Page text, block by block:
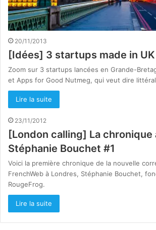
20/11/2013
[Idées] 3 startups made in UK
Zoom sur 3 startups lancées en Grande-
et Apps for Good Nutmeg, qui veut dire
Lire la suite
23/11/2012
[London calling] La chronique
Stéphanie Bouchet #1
Voici la première chronique de la nouvelle
FrenchWeb à Londres, Stéphanie Bouchet,
RougeFrog.
Lire la suite